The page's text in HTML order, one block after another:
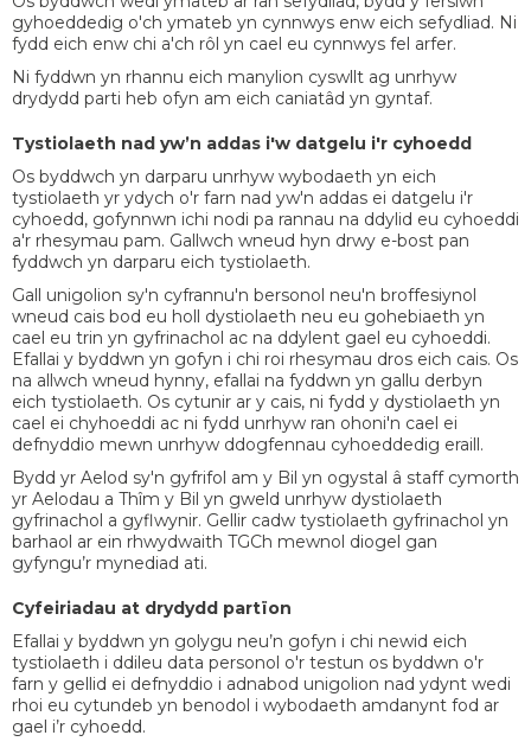
gyhoeddedig o'ch ymateb yn cynnwys enw eich sefydliad. Ni
fydd eich enw chi a'ch rôl yn cael eu cynnwys fel arfer.
Ni fyddwn yn rhannu eich manylion cyswllt ag unrhyw
drydydd parti heb ofyn am eich caniatâd yn gyntaf.
Tystiolaeth nad yw’n addas i'w datgelu i'r cyhoedd
Os byddwch yn darparu unrhyw wybodaeth yn eich
tystiolaeth yr ydych o'r farn nad yw'n addas ei datgelu i'r
cyhoedd, gofynnwn ichi nodi pa rannau na ddylid eu cyhoeddi
a'r rhesymau pam. Gallwch wneud hyn drwy e-bost pan
fyddwch yn darparu eich tystiolaeth.
Gall unigolion sy'n cyfrannu'n bersonol neu'n broffesiynol
wneud cais bod eu holl dystiolaeth neu eu gohebiaeth yn
cael eu trin yn gyfrinachol ac na ddylent gael eu cyhoeddi.
Efallai y byddwn yn gofyn i chi roi rhesymau dros eich cais. Os
na allwch wneud hynny, efallai na fyddwn yn gallu derbyn
eich tystiolaeth. Os cytunir ar y cais, ni fydd y dystiolaeth yn
cael ei chyhoeddi ac ni fydd unrhyw ran ohoni'n cael ei
defnyddio mewn unrhyw ddogfennau cyhoeddedig eraill.
Bydd yr Aelod sy'n gyfrifol am y Bil yn ogystal â staff cymorth
yr Aelodau a Thîm y Bil yn gweld unrhyw dystiolaeth
gyfrinachol a gyflwynir. Gellir cadw tystiolaeth gyfrinachol yn
barhaol ar ein rhwydwaith TGCh mewnol diogel gan
gyfyngu’r mynediad ati.
Cyfeiriadau at drydydd partïon
Efallai y byddwn yn golygu neu’n gofyn i chi newid eich
tystiolaeth i ddileu data personol o'r testun os byddwn o'r
farn y gellid ei defnyddio i adnabod unigolion nad ydynt wedi
rhoi eu cytundeb yn benodol i wybodaeth amdanynt fod ar
gael i’r cyhoedd.